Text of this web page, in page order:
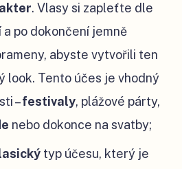
. Vlasy si zapleťte dle
po dokončení jemně
abyste vytvořili ten
look. Tento účes je vhodný
– festivaly, plážové párty,
nebo dokonce na svatby;
typ účesu, který je